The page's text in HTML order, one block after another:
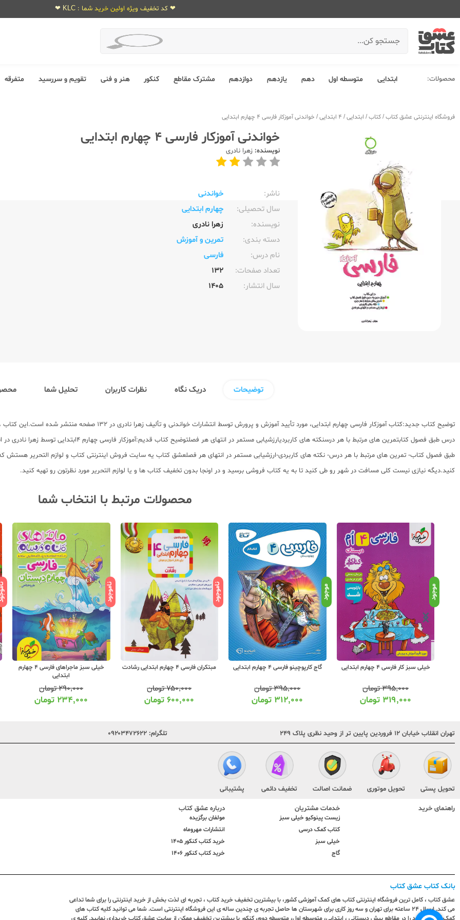
❤ کد تخفیف ویژه اولین خرید شما : KLC ❤
محصولات: ابتدایی متوسطه اول دهم یازدهم دوازدهم مشترک مقاطع کنکور هنر و فنی تقویم و سررسید متفرقه
فروشگاه اینترنتی عشق کتاب/کتاب/ ابتدایی/ 4 ابتدایی / خواندنی آموزکار فارسی 4 چهارم ابتدایی
خواندنی آموزکار فارسی 4 چهارم ابتدایی
نویسنده: زهرا نادری
ناشر:‌
خواندنی
سال تحصیلی:‌
چهارم ابتدایی
نویسنده:‌
زهرا نادری
دسته بندی:
تمرین و آموزش
نام درس:
فارسی
تعداد صفحات:‌
132
سال انتشار:‌
1405
توضیحات دریک نگاه نظرات کاربران تحلیل شما
طبق فصول کتاب- تمرین های مرتبط با هر درس- نکته های کاربردی-ارزشیابی مستمر در انتهای هر فصلعشق کتاب یه سایت فروش اینترنتی کتاب و لوازم التحریر هستش
کنید.دیگه نیازی نیست کلی مسافت در شهر رو طی کنید تا به یه کتاب فروشی برسید و در اونجا بدون تخفیف کتاب ها و یا لوازم التحریر مورد نظرتون رو تهیه کنید.
محصولات مرتبط با انتخاب شما
موجود
خیلی سبز کار فارسی 4 چهارم ابتدایی
۳۹۵,۰۰۰تومان
۳۱۹,۰۰۰ تومان
موجود
گاج کارپوچینو فارسی 4 چهارم ابتدایی
۳۹۵,۰۰۰تومان
۳۱۲,۰۰۰ تومان
ناموجود
مبتکران فارسی 4 چهارم ابتدایی رشادت
۷۵۰,۰۰۰تومان
۶۰۰,۰۰۰تومان
ناموجود
خیلی سبز ماجراهای فارسی 4 چهارم
ابتدایی
۲۹۰,۰۰۰تومان
۲۳۴,۰۰۰ تومان
تهران انقلاب خیابان ۱۲ فروردین پایین تر از وحید نظری پلاک ۲۴۹ تلگرام: ۰۹۲۰۳۴۷۲۶۲۲
تحویل پستی تحویل موتوری ضمانت اصالت تخفیف دائمی پشتیبانی
راهنمای خرید خدمات مشتریان
زیست پینوکیو خیلی سبز
کتاب کمک درسی
خیلی سبز
گاج
درباره عشق کتاب
مولفان برگزیده
انتشارات مهروماه
خرید کتاب کنکور 1405
خرید کتاب کنکور 1406
بانک کتاب عشق کتاب
عشق کتاب ، کامل ترین فروشگاه اینترنتی کتاب های کمک آموزشی کشور، با بیشترین تخفیف خرید کتاب ، تجربه ای لذت بخش از خرید اینترنتی را برای شما تداعی
می کند. ارسال ٢٤ ساعته برای تهران و سه روز کاری برای شهرستان ها حاصل تجربه ی چندین ساله ی این فروشگاه اینترنتی است. شما می توانید کلیه کتاب های